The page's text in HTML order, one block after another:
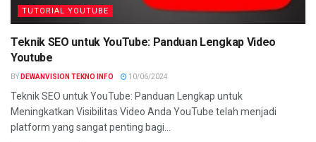
TUTORIAL YOUTUBE
Teknik SEO untuk YouTube: Panduan Lengkap Video
Youtube
BY DEWANVISION TEKNO INFO 10/06/2024
Teknik SEO untuk YouTube: Panduan Lengkap untuk
Meningkatkan Visibilitas Video Anda YouTube telah menjadi
platform yang sangat penting bagi...